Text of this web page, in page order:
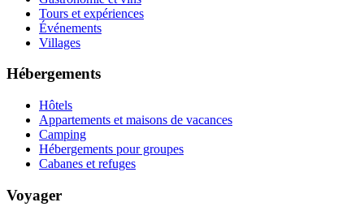
Tours et expériences
Événements
Villages
Hébergements
Hôtels
Appartements et maisons de vacances
Camping
Hébergements pour groupes
Cabanes et refuges
Voyager